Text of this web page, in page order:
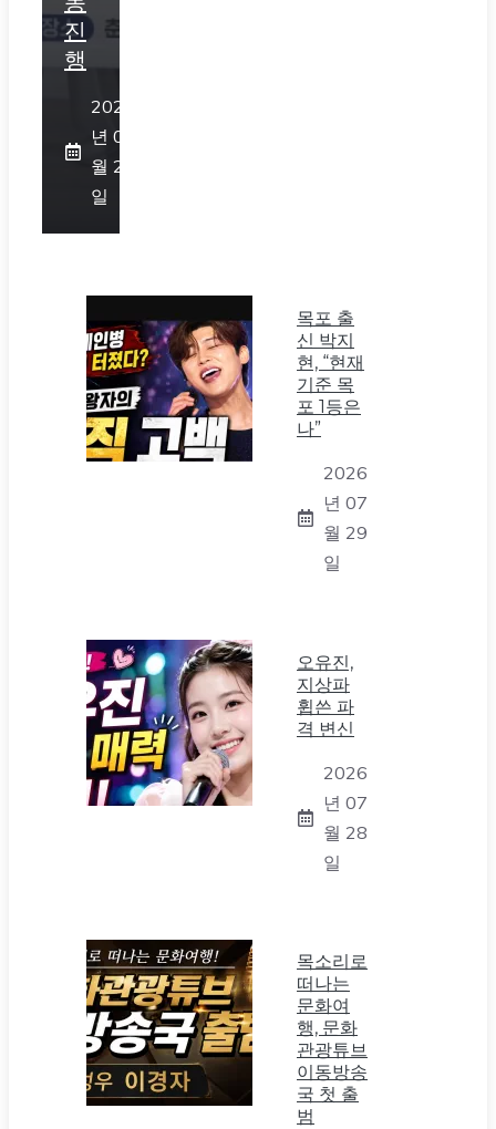
진
행
2026
년 07
월 23
일
목포 출
신 박지
현, “현재
기준 목
포 1등은
나”
2026
년 07
월 29
일
오유진,
지상파
휩쓴 파
격 변신
2026
년 07
월 28
일
목소리로
떠나는
문화여
행, 문화
관광튜브
이동방송
국 첫 출
범